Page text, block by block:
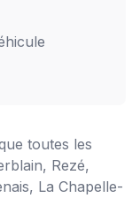
toutes les
Rezé,
La Chapelle-